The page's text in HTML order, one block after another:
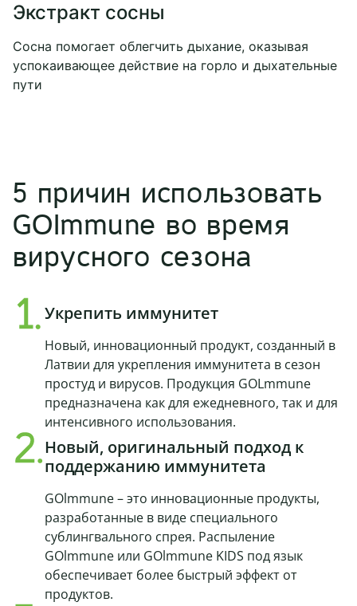
Экстракт сосны
Сосна помогает облегчить дыхание, оказывая
успокаивающее действие на горло и дыхательные
пути
5 причин использовать
GOImmune во время
вирусного сезона
Укрепить иммунитет
Новый, инновационный продукт, созданный в
Латвии для укрепления иммунитета в сезон
простуд и вирусов. Продукция GOLmmune
предназначена как для ежедневного, так и для
интенсивного использования.
Новый, оригинальный подход к
поддержанию иммунитета
GOlmmune – это инновационные продукты,
разработанные в виде специального
сублингвального спрея. Распыление
GOlmmune или GOlmmune KIDS под язык
обеспечивает более быстрый эффект от
продуктов.